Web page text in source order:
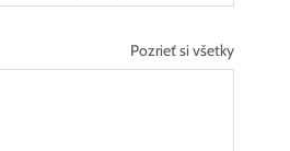
Pozrieť si všetky